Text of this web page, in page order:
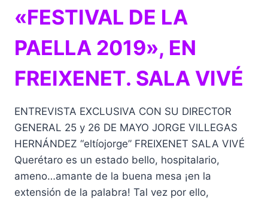
HISTÓRICOS
EL
DISTRITO
«FESTIVAL DE LA
PAELLA 2019», EN
FREIXENET. SALA VIVÉ
ENTREVISTA EXCLUSIVA CON SU DIRECTOR
GENERAL 25 y 26 DE MAYO JORGE VILLEGAS
HERNÁNDEZ “eltíojorge” FREIXENET SALA VIVÉ
Querétaro es un estado bello, hospitalario,
ameno…amante de la buena mesa ¡en la
extensión de la palabra! Tal vez por ello,